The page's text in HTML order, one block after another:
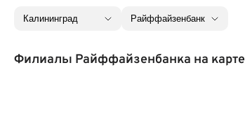
Филиалы Райффайзенбанка на карте